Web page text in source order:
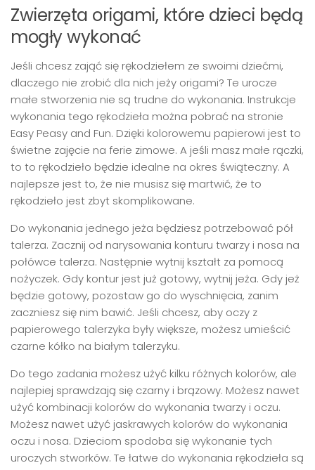
Zwierzęta origami, które dzieci będą
mogły wykonać
Jeśli chcesz zająć się rękodziełem ze swoimi dziećmi,
dlaczego nie zrobić dla nich jeży origami? Te urocze
małe stworzenia nie są trudne do wykonania. Instrukcje
wykonania tego rękodzieła można pobrać na stronie
Easy Peasy and Fun. Dzięki kolorowemu papierowi jest to
świetne zajęcie na ferie zimowe. A jeśli masz małe rączki,
to to rękodzieło będzie idealne na okres świąteczny. A
najlepsze jest to, że nie musisz się martwić, że to
rękodzieło jest zbyt skomplikowane.
Do wykonania jednego jeża będziesz potrzebować pół
talerza. Zacznij od narysowania konturu twarzy i nosa na
połówce talerza. Następnie wytnij kształt za pomocą
nożyczek. Gdy kontur jest już gotowy, wytnij jeża. Gdy jeż
będzie gotowy, pozostaw go do wyschnięcia, zanim
zaczniesz się nim bawić. Jeśli chcesz, aby oczy z
papierowego talerzyka były większe, możesz umieścić
czarne kółko na białym talerzyku.
Do tego zadania możesz użyć kilku różnych kolorów, ale
najlepiej sprawdzają się czarny i brązowy. Możesz nawet
użyć kombinacji kolorów do wykonania twarzy i oczu.
Możesz nawet użyć jaskrawych kolorów do wykonania
oczu i nosa. Dzieciom spodoba się wykonanie tych
uroczych stworków. Te łatwe do wykonania rękodzieła są